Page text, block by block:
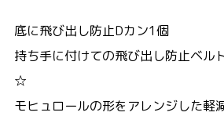
底に飛び出し防止Dカン1個
持ち手に付けての飛び出し防止ベ
☆
モヒュロールの形をアレンジした軽